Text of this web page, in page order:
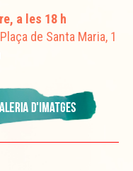
a les 18 h
de Santa Maria, 1